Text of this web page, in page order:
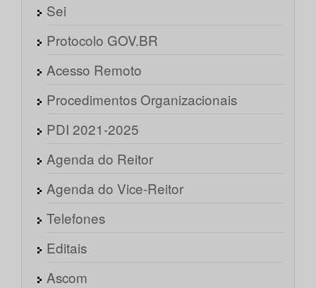
Sei
Protocolo GOV.BR
Acesso Remoto
Procedimentos Organizacionais
PDI 2021-2025
Agenda do Reitor
Agenda do Vice-Reitor
Telefones
Editais
Ascom